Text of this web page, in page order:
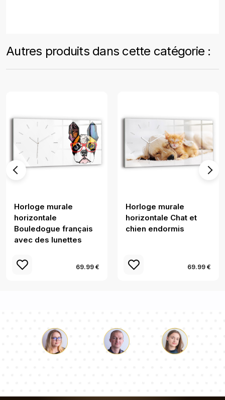
Autres produits dans cette catégorie :
Horloge murale
horizontale
Bouledogue français
avec des lunettes
69.99 €
Horloge murale
horizontale Chat et
chien endormis
69.99 €